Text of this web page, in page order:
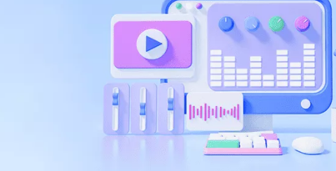
BACK TO OFFICE/SCHOOL
BIZBENDOVI
BIZKOLEGIJUM
BMW BIZNIS LIGA
BIZLIFE WEEK
IZJAVA GODINE
BIZKOLEGIJUM
BMW BIZNIS LIGA
BIZLIFE WEEK
IZJAVA GODINE